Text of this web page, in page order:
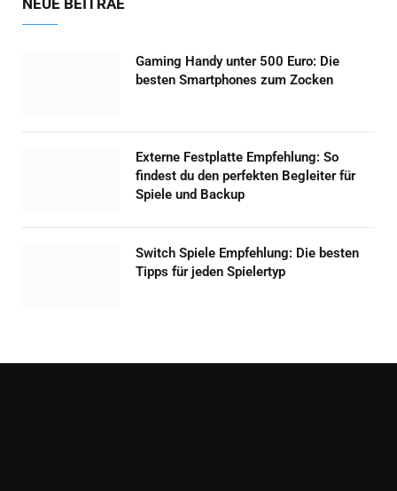
Gaming Handy unter 500 Euro: Die
besten Smartphones zum Zocken
Externe Festplatte Empfehlung: So
findest du den perfekten Begleiter für
Spiele und Backup
Switch Spiele Empfehlung: Die besten
Tipps für jeden Spielertyp